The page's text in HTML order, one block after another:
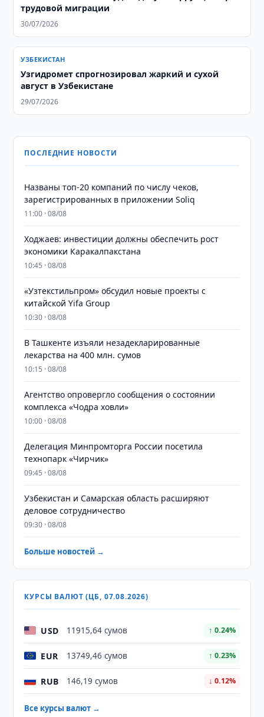
трудовой миграции
30/07/2026
УЗБЕКИСТАН
Узгидромет спрогнозировал жаркий и сухой
август в Узбекистане
29/07/2026
ПОСЛЕДНИЕ НОВОСТИ
Названы топ-20 компаний по числу чеков,
зарегистрированных в приложении Soliq
11:00 · 08/08
Ходжаев: инвестиции должны обеспечить рост
экономики Каракалпакстана
10:45 · 08/08
«Узтекстильпром» обсудил новые проекты с
китайской Yifa Group
10:30 · 08/08
​​​​​​​В Ташкенте изъяли незадекларированные
лекарства на 400 млн. сумов
10:15 · 08/08
Агентство опровергло сообщения о состоянии
комплекса «Чодра ховли»
10:00 · 08/08
Делегация Минпромторга России посетила
технопарк «Чирчик»
09:45 · 08/08
Узбекистан и Самарская область расширяют
деловое сотрудничество
09:30 · 08/08
Больше новостей →
КУРСЫ ВАЛЮТ (ЦБ, 07.08.2026)
USD 11915,64 сумов ↑ 0.24%
EUR 13749,46 сумов ↑ 0.23%
RUB 146,19 сумов ↓ 0.12%
Все курсы валют →